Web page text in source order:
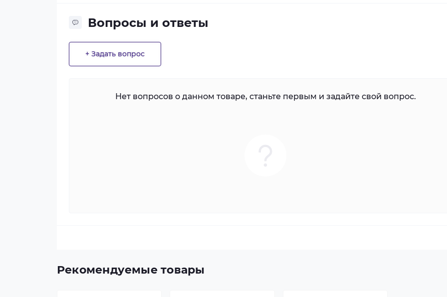
Вопросы и ответы
+ Задать вопрос
Нет вопросов о данном товаре, станьте первым и задайте свой вопрос.
Рекомендуемые товары